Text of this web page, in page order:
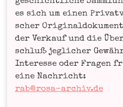
es sich um einen
scher
der Ver­kauf und die
schluß jeg­li­cher
Inter­es­se oder Fra­gen
eine Nach­richt:
rab@rosa-archiv.de